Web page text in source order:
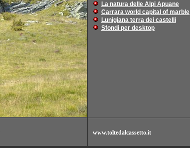
La natura delle Alpi Apuane
Carrara world capital of marble
Lunigiana terra dei castelli
Sfondi per desktop
www.toltedalcassetto.it